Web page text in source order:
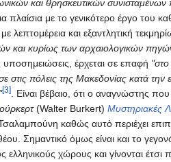
και θρησκευτικών συνισταμένων
πλαίσια με το γενικότερο έργο του
λεπτομέρεια και εξαντλητική
και κυρίως των αρχαιολογικών
έρχεται σε επαφή
στις πόλεις της Μακεδονίας κατά
"[3]
. Είναι βέβαιο, ότι ο αναγνώστης
(Walter Burkert)Μυστηριακές
καθώς αυτό περιέχει
Σημαντικό όμως είναι και το
χώρους και γίνονται